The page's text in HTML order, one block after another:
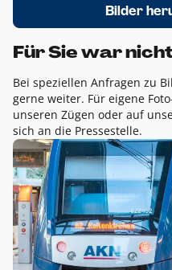
Bilder
Für Sie war
Bei speziellen Anfragen zu
gerne weiter. Für eigene
unseren Zügen oder auf
sich an die Pressestelle.